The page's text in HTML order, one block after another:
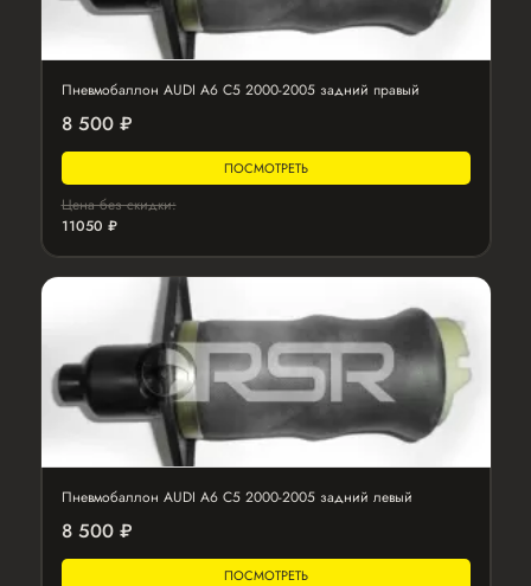
Пневмобаллон AUDI A6 C5 2000-2005 задний правый
8 500 ₽
ПОСМОТРЕТЬ
Цена без скидки:
11050 ₽
Пневмобаллон AUDI A6 C5 2000-2005 задний левый
8 500 ₽
ПОСМОТРЕТЬ